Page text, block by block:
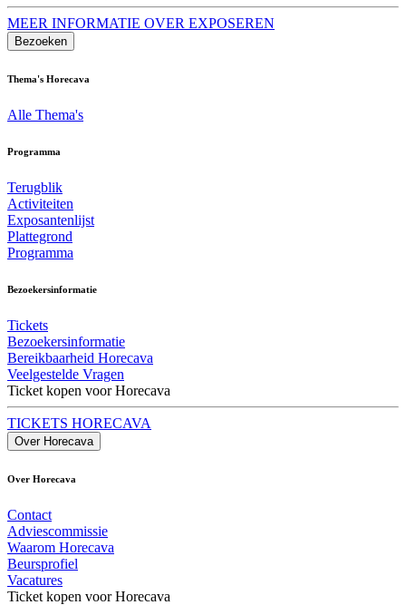
MEER INFORMATIE OVER EXPOSEREN
Bezoeken
Thema's Horecava
Alle Thema's
Programma
Terugblik
Activiteiten
Exposantenlijst
Plattegrond
Programma
Bezoekersinformatie
Tickets
Bezoekersinformatie
Bereikbaarheid Horecava
Veelgestelde Vragen
Ticket kopen voor Horecava
TICKETS HORECAVA
Over Horecava
Over Horecava
Contact
Adviescommissie
Waarom Horecava
Beursprofiel
Vacatures
Ticket kopen voor Horecava